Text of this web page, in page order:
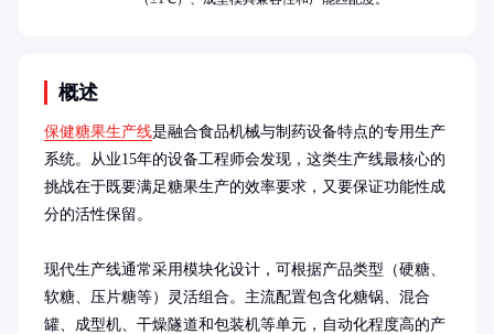
概述
保健糖果生产线是融合食品机械与制药设备特点的专用生产
系统。从业15年的设备工程师会发现，这类生产线最核心的
挑战在于既要满足糖果生产的效率要求，又要保证功能性成
分的活性保留。
现代生产线通常采用模块化设计，可根据产品类型（硬糖、
软糖、压片糖等）灵活组合。主流配置包含化糖锅、混合
罐、成型机、干燥隧道和包装机等单元，自动化程度高的产